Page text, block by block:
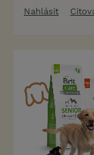
Nahlásit